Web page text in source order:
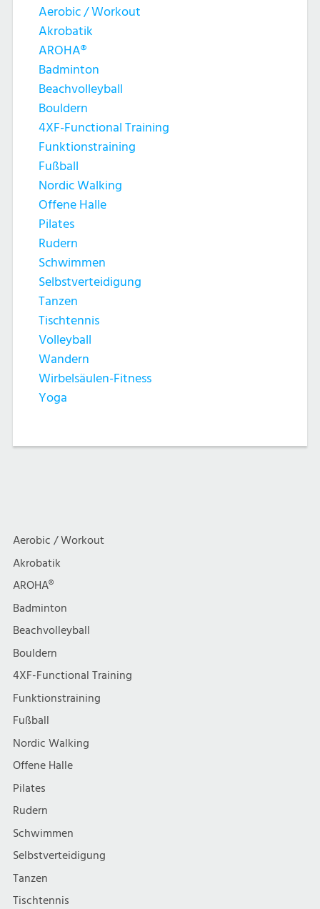
Aerobic / Workout
Akrobatik
AROHA®
Badminton
Beachvolleyball
Bouldern
4XF-Functional Training
Funktionstraining
Fußball
Nordic Walking
Offene Halle
Pilates
Rudern
Schwimmen
Selbstverteidigung
Tanzen
Tischtennis
Volleyball
Wandern
Wirbelsäulen-Fitness
Yoga
Aerobic / Workout
Akrobatik
AROHA®
Badminton
Beachvolleyball
Bouldern
4XF-Functional Training
Funktionstraining
Fußball
Nordic Walking
Offene Halle
Pilates
Rudern
Schwimmen
Selbstverteidigung
Tanzen
Tischtennis